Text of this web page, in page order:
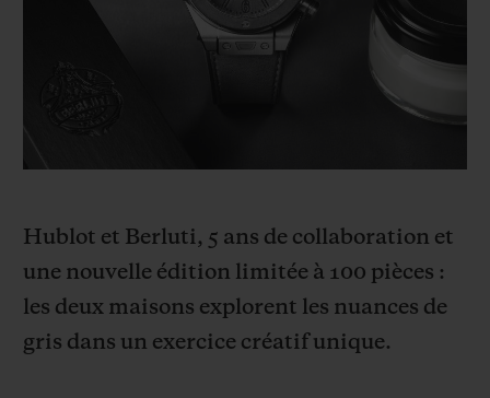
Hublot et Berluti, 5 ans de collaboration et
une nouvelle édition limitée à 100 pièces :
les deux maisons explorent les nuances de
gris dans un exercice créatif unique.
BIG BANG BIG BANG
PEACH CERAMIC ESSENTIAL
DÉLAI DE LIVRAISON